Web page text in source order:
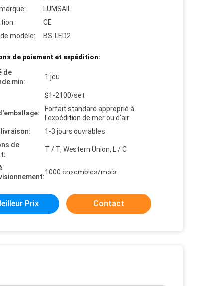
LUMSAIL
CE
modèle:
BS-LED2
de paiement et expédition:
de
min:
1 jeu
$1-2100/set
Forfait standard approprié à
l'expédition de mer ou d'air
livraison:
1-3 jours ouvrables
de
T / T, Western Union, L / C
1000 ensembles/mois
Prix Contact